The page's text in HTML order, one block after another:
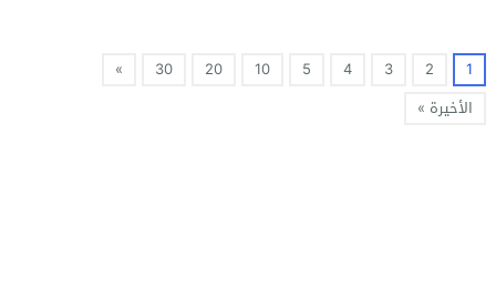
1
2
3
4
5
10
20
30
»
الأخيرة »